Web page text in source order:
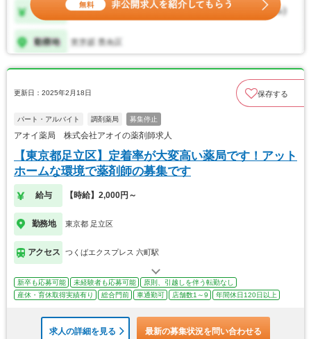
更新日：2025年2月18日 保存する
パート・アルバイト 調剤薬局 募集停止
アオイ薬局 株式会社アオイの薬剤師求人
【東京都足立区】定着率が大変高い薬局です！アット
ホームな環境で薬剤師の募集です
給与 【時給】2,000円～
勤務地 東京都 足立区
アクセス つくばエクスプレス 六町駅
新卒も応募可能 未経験者も応募可能
原則、引越しを伴う転勤なし
産休・育休取得実績有り
総合門前 車通勤可 店舗数1～9 年間休日120日以上
求人の詳細を見る 最新の募集状況を問い合わせる